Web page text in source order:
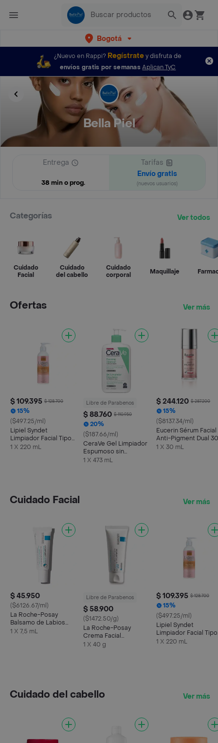
Bogotá
¿Nuevo en Rappi? Regístratey disfruta de
envíos gratis por semanas Aplican TyC
Bella Piel
Entrega
38 min o prog.
Tarifas
Envío gratis
(nuevos usuarios)
Categorías Ver todos
Cuidado
Facial
Cuidado
del cabello
Cuidado
corporal
Maquillaje
Ofertas Ver más
$ 109.395 $ 128.700
15%
($497.25/ml)
Lipiel Syndet
Limpiador Facial Tipo
Crema
1 X 220 mL
Libre de Parabenos
$ 88.760 $ 110.950
20%
($187.66/ml)
CeraVe Gel Limpiador
Espumoso sin
Perfume Piel Normal a
1 X 473 mL
$ 244.120 $ 287.200
15%
($8137.34/ml)
Eucerin Sérum Facial
Anti-Pigment Dual 30
mL
1 X 30 mL
Cuidado Facial Ver más
$ 45.950
($6126.67/ml)
La Roche-Posay
Balsamo de Labios
Cicaplast Levres
1 X 7,5 mL
Libre de Parabenos
$ 58.900
($1472.50/g)
La Roche-Posay
Crema Facial
Cicaplast Baume B5 +
1 X 40 g
$ 109.395 $ 128.700
15%
($497.25/ml)
Lipiel Syndet
Limpiador Facial Tipo
Crema
1 X 220 mL
Cuidado del cabello Ver más